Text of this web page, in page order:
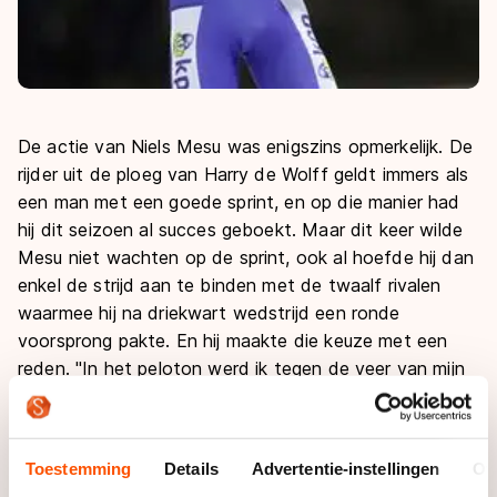
Toestemming Details Advertentie-instellingen
De actie van Niels Mesu was enigszins opmerkelijk. De
rijder uit de ploeg van Harry de Wolff geldt immers als
een man met een goede sprint, en op die manier had
hij dit seizoen al succes geboekt. Maar dit keer wilde
Mesu niet wachten op de sprint, ook al hoefde hij dan
enkel de strijd aan te binden met de twaalf rivalen
waarmee hij na driekwart wedstrijd een ronde
voorsprong pakte. En hij maakte die keuze met een
reden. "In het peloton werd ik tegen de veer van mijn
schaats getikt, en die brak. Daarom koos ik dit keer
voor een andere aanpak."
Mesu verraste zijn twaalf medevluchters volledig met